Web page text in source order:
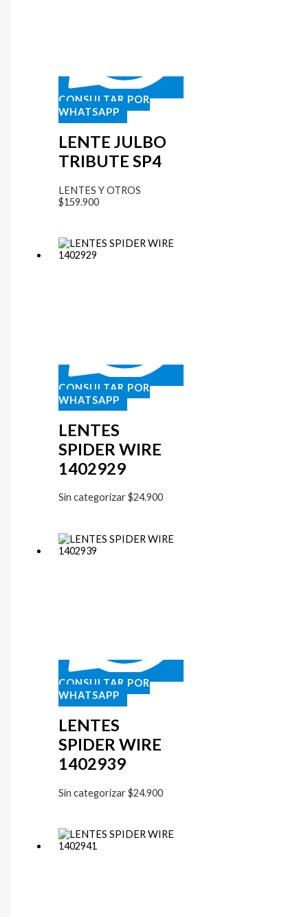
CONSULTAR POR
WHATSAPP
LENTE JULBO
TRIBUTE SP4
LENTES Y OTROS
$159.900
CONSULTAR POR
WHATSAPP
LENTES
SPIDER WIRE
1402929
Sin categorizar$24.900
CONSULTAR POR
WHATSAPP
LENTES
SPIDER WIRE
1402939
Sin categorizar$24.900